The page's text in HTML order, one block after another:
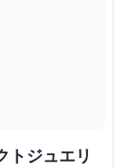
トジュエリ